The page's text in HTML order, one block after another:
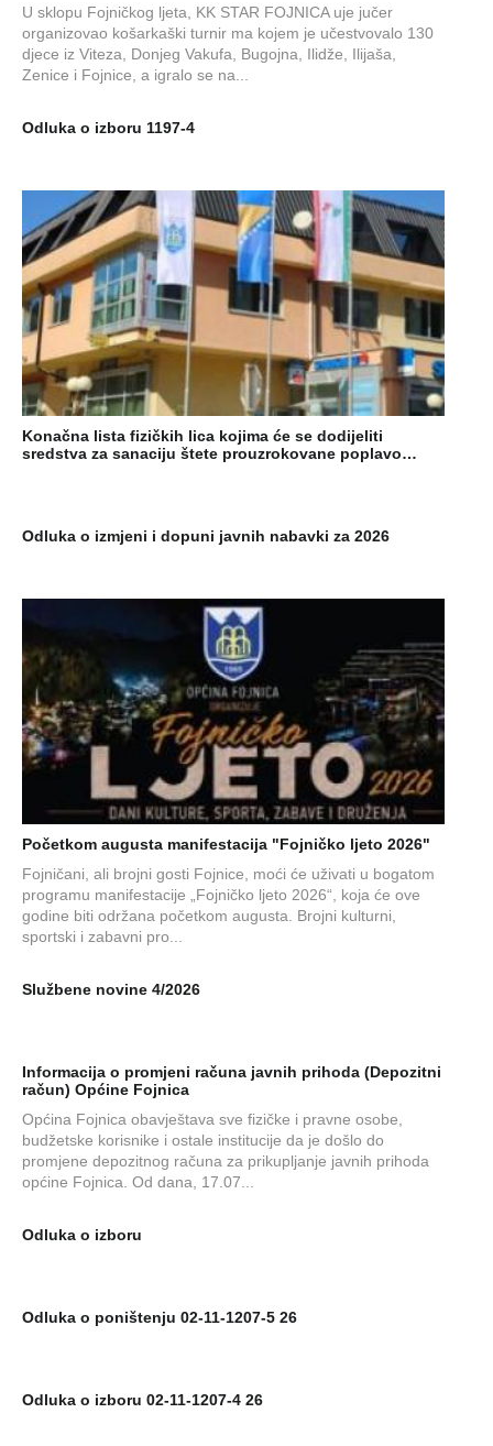
U sklopu Fojničkog ljeta, KK STAR FOJNICA uje jučer
organizovao košarkaški turnir ma kojem je učestvovalo 130
djece iz Viteza, Donjeg Vakufa, Bugojna, Ilidže, Ilijaša,
Zenice i Fojnice, a igralo se na...
Odluka o izboru 1197-4
Konačna lista fizičkih lica kojima će se dodijeliti
sredstva za sanaciju štete prouzrokovane poplavo…
Odluka o izmjeni i dopuni javnih nabavki za 2026
Početkom augusta manifestacija "Fojničko ljeto 2026"
Fojničani, ali brojni gosti Fojnice, moći će uživati u bogatom
programu manifestacije „Fojničko ljeto 2026“, koja će ove
godine biti održana početkom augusta. Brojni kulturni,
sportski i zabavni pro...
Službene novine 4/2026
Informacija o promjeni računa javnih prihoda (Depozitni
račun) Općine Fojnica
Općina Fojnica obavještava sve fizičke i pravne osobe,
budžetske korisnike i ostale institucije da je došlo do
promjene depozitnog računa za prikupljanje javnih prihoda
općine Fojnica. Od dana, 17.07...
Odluka o izboru
Odluka o poništenju 02-11-1207-5 26
Odluka o izboru 02-11-1207-4 26